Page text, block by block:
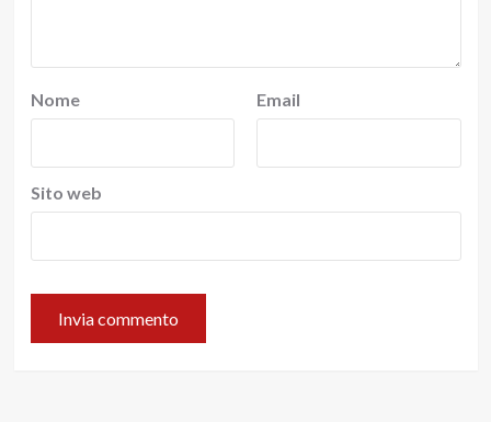
Nome Email
Sito web